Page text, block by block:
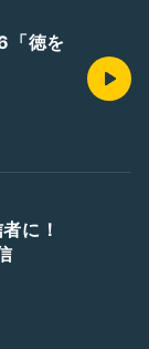
「徳を
に！